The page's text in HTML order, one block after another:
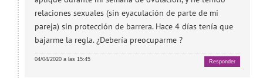
relaciones sexuales (sin eyaculación de parte de mi
pareja) sin protección de barrera. Hace 4 días tenía que
bajarme la regla. ¿Debería preocuparme ?
04/04/2020 a las 15:45 Responder